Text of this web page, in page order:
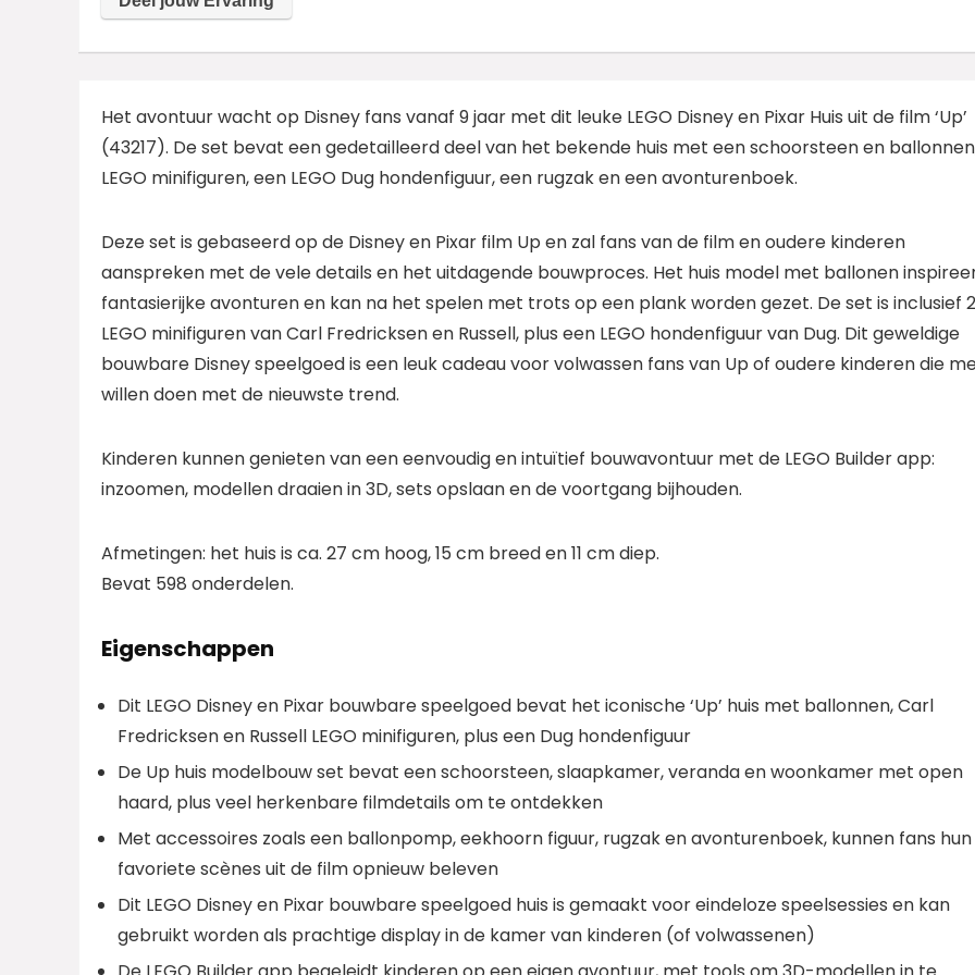
Het avontuur wacht op Disney fans vanaf 9 jaar met dit leuke LEGO Disney en Pixar Huis uit de film ‘Up’
(43217). De set bevat een gedetailleerd deel van het bekende huis met een schoorsteen en
LEGO minifiguren, een LEGO Dug hondenfiguur, een rugzak en een avonturenboek.
Deze set is gebaseerd op de Disney en Pixar film Up en zal fans van de film en oudere kinderen
aanspreken met de vele details en het uitdagende bouwproces. Het huis model met ballonen
fantasierijke avonturen en kan na het spelen met trots op een plank worden gezet. De set is inclusief 2
LEGO minifiguren van Carl Fredricksen en Russell, plus een LEGO hondenfiguur van Dug. Dit geweldige
bouwbare Disney speelgoed is een leuk cadeau voor volwassen fans van Up of oudere kinderen die
willen doen met de nieuwste trend.
Kinderen kunnen genieten van een eenvoudig en intuïtief bouwavontuur met de LEGO Builder app:
inzoomen, modellen draaien in 3D, sets opslaan en de voortgang bijhouden.
Afmetingen: het huis is ca. 27 cm hoog, 15 cm breed en 11 cm diep.
Bevat 598 onderdelen.
Eigenschappen
Dit LEGO Disney en Pixar bouwbare speelgoed bevat het iconische ‘Up’ huis met ballonnen, Carl
Fredricksen en Russell LEGO minifiguren, plus een Dug hondenfiguur
De Up huis modelbouw set bevat een schoorsteen, slaapkamer, veranda en woonkamer met open
haard, plus veel herkenbare filmdetails om te ontdekken
Met accessoires zoals een ballonpomp, eekhoorn figuur, rugzak en avonturenboek, kunnen fans hun
favoriete scènes uit de film opnieuw beleven
Dit LEGO Disney en Pixar bouwbare speelgoed huis is gemaakt voor eindeloze speelsessies en kan
gebruikt worden als prachtige display in de kamer van kinderen (of volwassenen)